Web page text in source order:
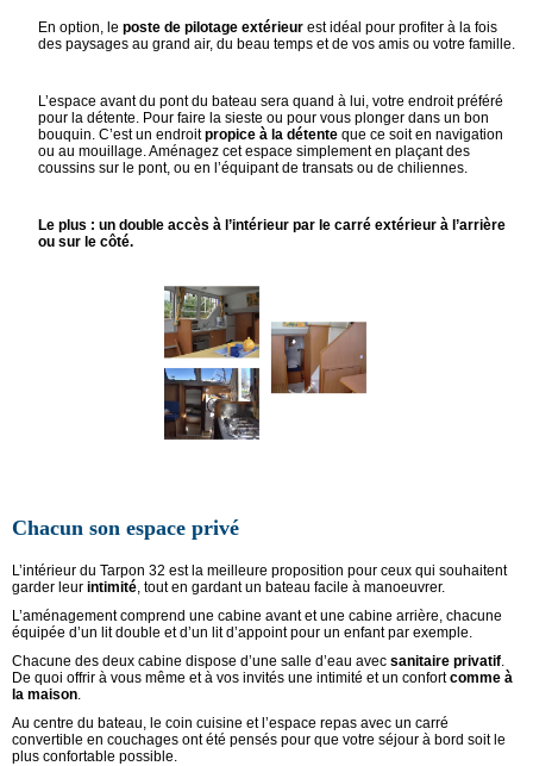
En option, leposte de pilotage extérieur est idéal pour profiter à la fois
des paysages au grand air, du beau temps et de vos amis ou votre famille.
L’espace avant du pont du bateau sera quand à lui, votre endroit préféré
pour la détente. Pour faire la sieste ou pour vous plonger dans un bon
bouquin. C’est un endroitpropice à la détente que ce soit en navigation
ou au mouillage. Aménagez cet espace simplement en plaçant des
coussins sur le pont, ou en l’équipant de transats ou de chiliennes.
Le plus : un double accès à l’intérieur par le carré extérieur à l’arrière
ou sur le côté.
Chacun son espace privé
L’intérieur du Tarpon 32 est la meilleure proposition pour ceux qui souhaitent
garder leur intimité , tout en gardant un bateau facile à manoeuvrer.
L’aménagement comprend une cabine avant et une cabine arrière, chacune
équipée d’un lit double et d’un lit d’appoint pour un enfant par exemple.
Chacune des deux cabine dispose d’une salle d’eau avec sanitaire privatif
De quoi offrir à vous même et à vos invités une intimité et un confortcomme à
la maison
Au centre du bateau, le coin cuisine et l’espace repas avec un carré
convertible en couchages ont été pensés pour que votre séjour à bord soit le
plus confortable possible.